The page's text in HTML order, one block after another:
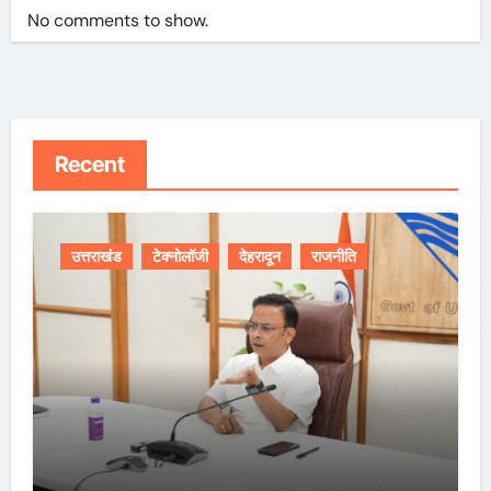
No comments to show.
Recent
उत्तराखंड टेक्नोलॉजी देहरादून राजनीति